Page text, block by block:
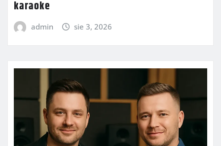
karaoke
admin sie 3, 2026